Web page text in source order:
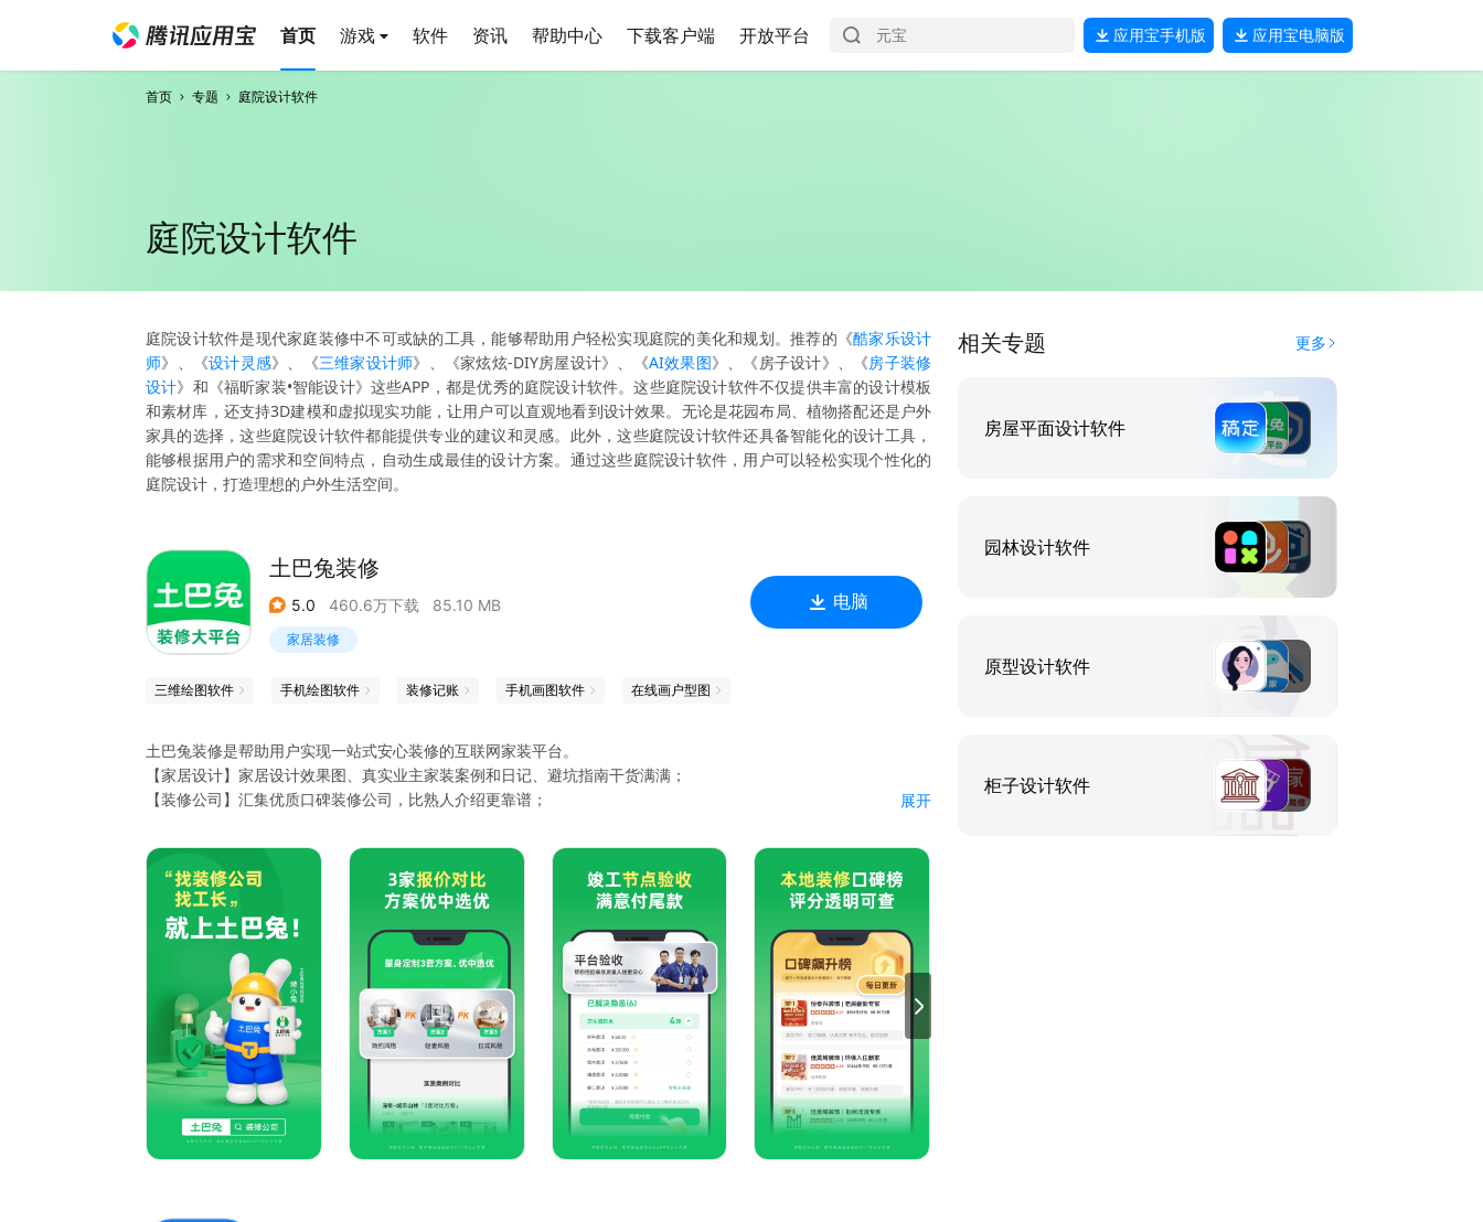
首页 游戏 软件 资讯 帮助中心 下载客户端 开放平台 应用宝手机版 应用宝电脑版
首页 专题 庭院设计软件
庭院设计软件
庭院设计软件是现代家庭装修中不可或缺的工具，能够帮助用户轻松实现庭院的美化和规划。推荐的《酷家乐设计
师》、《设计灵感》、《三维家设计师》、《家炫炫-DIY房屋设计》、《AI效果图》、《房子设计》、《房子装修
设计》和《福昕家装•智能设计》这些APP，都是优秀的庭院设计软件。这些庭院设计软件不仅提供丰富的设计模板
和素材库，还支持3D建模和虚拟现实功能，让用户可以直观地看到设计效果。无论是花园布局、植物搭配还是户外
家具的选择，这些庭院设计软件都能提供专业的建议和灵感。此外，这些庭院设计软件还具备智能化的设计工具，
能够根据用户的需求和空间特点，自动生成最佳的设计方案。通过这些庭院设计软件，用户可以轻松实现个性化的
庭院设计，打造理想的户外生活空间。
土巴兔装修
5.0 460.6万下载 85.10 MB
家居装修
电脑
三维绘图软件 手机绘图软件 装修记账 手机画图软件 在线画户型图
土巴兔装修是帮助用户实现一站式安心装修的互联网家装平台。
【家居设计】家居设计效果图、真实业主家装案例和日记、避坑指南干货满满；
【装修公司】汇集优质口碑装修公司，比熟人介绍更靠谱；
【装修保障】先装修后支付，业主更有话语权；
【质检服务】装修质检服务，关键节点上门验收，质量全程把关；
【家居建材】品牌家电、家居好物、装修辅材，正品保障；
——土巴兔专注装修17年，平台售后有保障——
在这里你可以看到：
【装修设计灵感】3D全景效果图、业主真实装修案例和日记，在这里找到合适你的装修风格，打造理想家。
【学装修】干货满满的装修知识库，家居设计、装修必备避坑指南。
【免费设计和报价】匹配1-3家正规装修公司，先拿到方案再做决策，心中更有底。
【在线找设计师】找设计师「私人定制」你的家，合理把控装修预算不超支，从设计到入住全程跟踪，省心住好
【我家附近】按地图找装修公司，看附近装修工地、装修建议书和附近小区装修案例。
展开
相关专题 更多
房屋平面设计软件
园林设计软件
原型设计软件
柜子设计软件